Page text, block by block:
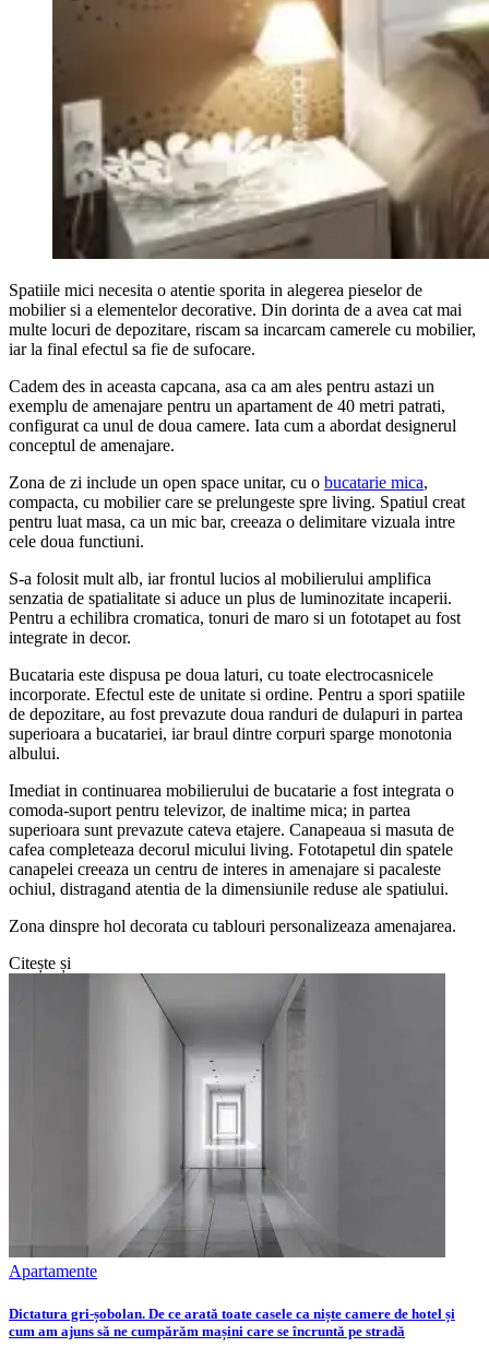
Spatiile mici necesita o atentie sporita in alegerea pieselor de
mobilier si a elementelor decorative. Din dorinta de a avea cat mai
multe locuri de depozitare, riscam sa incarcam camerele cu mobilier,
iar la final efectul sa fie de sufocare.
Cadem des in aceasta capcana, asa ca am ales pentru astazi un
exemplu de amenajare pentru un apartament de 40 metri patrati,
configurat ca unul de doua camere. Iata cum a abordat designerul
conceptul de amenajare.
Zona de zi include un open space unitar, cu o bucatarie mica,
compacta, cu mobilier care se prelungeste spre living. Spatiul creat
pentru luat masa, ca un mic bar, creeaza o delimitare vizuala intre
cele doua functiuni.
S-a folosit mult alb, iar frontul lucios al mobilierului amplifica
senzatia de spatialitate si aduce un plus de luminozitate incaperii.
Pentru a echilibra cromatica, tonuri de maro si un fototapet au fost
integrate in decor.
Bucataria este dispusa pe doua laturi, cu toate electrocasnicele
incorporate. Efectul este de unitate si ordine. Pentru a spori spatiile
de depozitare, au fost prevazute doua randuri de dulapuri in partea
superioara a bucatariei, iar braul dintre corpuri sparge monotonia
albului.
Imediat in continuarea mobilierului de bucatarie a fost integrata o
comoda-suport pentru televizor, de inaltime mica; in partea
superioara sunt prevazute cateva etajere. Canapeaua si masuta de
cafea completeaza decorul micului living. Fototapetul din spatele
canapelei creeaza un centru de interes in amenajare si pacaleste
ochiul, distragand atentia de la dimensiunile reduse ale spatiului.
Zona dinspre hol decorata cu tablouri personalizeaza amenajarea.
Citește și
Apartamente
Dictatura gri-șobolan. De ce arată toate casele ca niște camere de hotel și
cum am ajuns să ne cumpărăm mașini care se încruntă pe stradă